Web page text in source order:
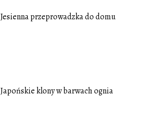
Jesienna przeprowadzka do domu
Japońskie klony w barwach ognia